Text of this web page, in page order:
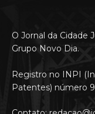
O Jornal da Cidade
Grupo Novo Dia.
Registro no INPI
Patentes) número